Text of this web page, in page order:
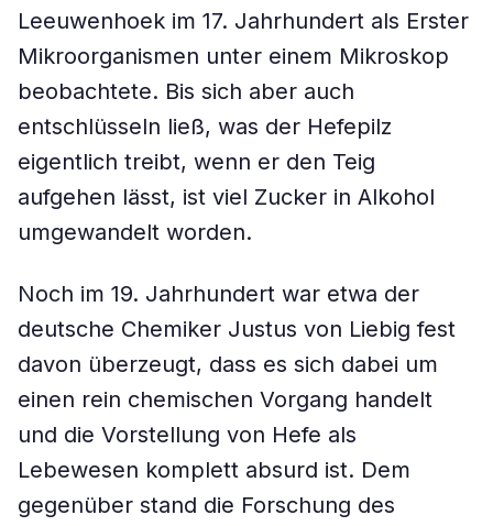
Leeuwenhoek im 17. Jahrhundert als Erster
Mikroorganismen unter einem Mikroskop
beobachtete. Bis sich aber auch
entschlüsseln ließ, was der Hefepilz
eigentlich treibt, wenn er den Teig
aufgehen lässt, ist viel Zucker in Alkohol
umgewandelt worden.
Noch im 19. Jahrhundert war etwa der
deutsche Chemiker Justus von Liebig fest
davon überzeugt, dass es sich dabei um
einen rein chemischen Vorgang handelt
und die Vorstellung von Hefe als
Lebewesen komplett absurd ist. Dem
gegenüber stand die Forschung des